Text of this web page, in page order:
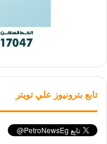
تابع بترونيوز علي تويتر